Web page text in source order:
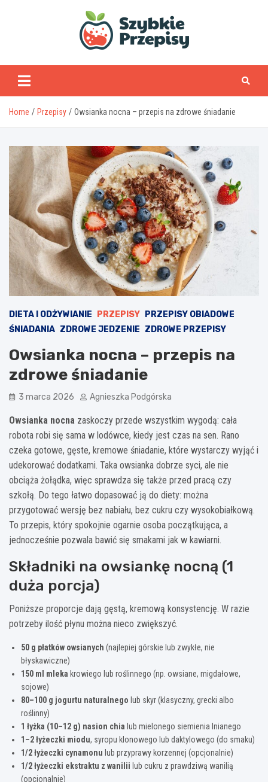
Home Przepisy Owsianka nocna – przepis na zdrowe śniadanie
DIETA I ODŻYWIANIE PRZEPISY
PRZEPISY OBIADOWE
ŚNIADANIA ZDROWE JEDZENIE ZDROWE PRZEPISY
Owsianka nocna – przepis na
zdrowe śniadanie
3 marca 2026 Agnieszka Podgórska
Owsianka nocna zaskoczy przede wszystkim wygodą: cała
robota robi się sama w lodówce, kiedy jest czas na sen. Rano
czeka gotowe, gęste, kremowe śniadanie, które wystarczy wyjąć i
udekorować dodatkami. Taka owsianka dobrze syci, ale nie
obciąża żołądka, więc sprawdza się także przed pracą czy
szkołą. Do tego łatwo dopasować ją do diety: można
przygotować wersję bez nabiału, bez cukru czy wysokobiałkową.
To przepis, który spokojnie ogarnie osoba początkująca, a
jednocześnie pozwala bawić się smakami jak w kawiarni.
Składniki na owsiankę nocną (1
duża porcja)
Poniższe proporcje dają gęstą, kremową konsystencję. W razie
potrzeby ilość płynu można nieco zwiększyć.
50 g płatków owsianych (najlepiej górskie lub zwykłe, nie
błyskawiczne)
150 ml mleka krowiego lub roślinnego (np. owsiane, migdałowe,
sojowe)
80–100 g jogurtu naturalnego lub skyr (klasyczny, grecki albo
roślinny)
1 łyżka (10–12 g) nasion chia lub mielonego siemienia lnianego
1–2 łyżeczki miodu, syropu klonowego lub daktylowego (do smaku)
1/2 łyżeczki cynamonu lub przyprawy korzennej (opcjonalnie)
1/2 łyżeczki ekstraktu z wanilii lub cukru z prawdziwą wanilią
(opcjonalnie)